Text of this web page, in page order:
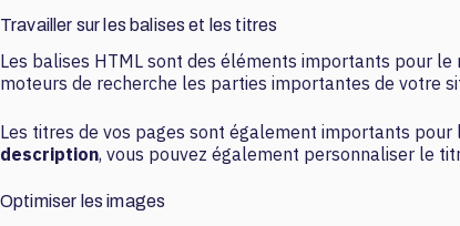
Travailler sur les balises et les titres
Les balises HTML sont des éléments importants pour
moteurs de recherche les parties importantes de votre
Les titres de vos pages sont également importants
description, vous pouvez également personnaliser le
Optimiser les images